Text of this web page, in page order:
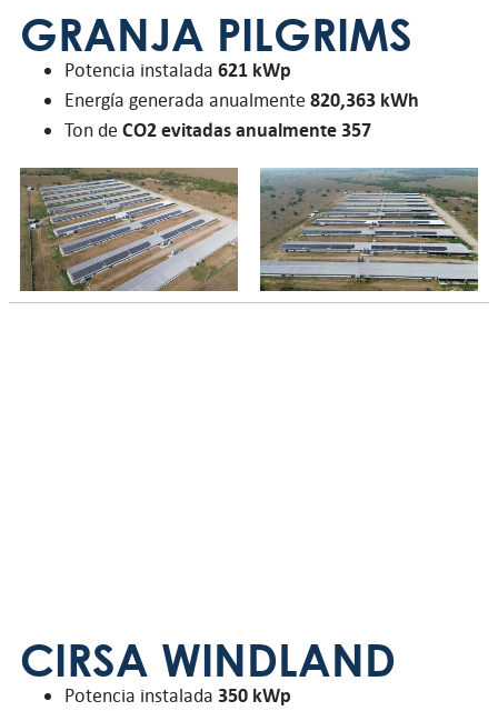
GRANJA PILGRIMS
Potencia instalada 621 kWp
Energía generada anualmente 820,363 kWh
Ton de CO2 evitadas anualmente 357
CIRSA WINDLAND
Potencia instalada 350 kWp